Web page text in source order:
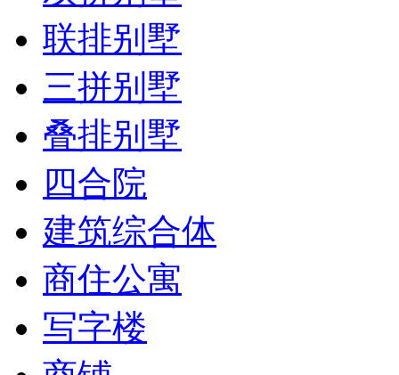
联排别墅
三拼别墅
叠排别墅
四合院
建筑综合体
商住公寓
写字楼